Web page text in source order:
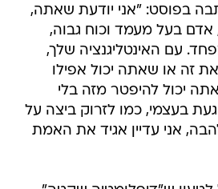
בפוסט: "אני יודעת שאתה,
אדם בעל מעמד וכוח גבוה,
עם האינטליגנציה שלך,
זה או שאתה יכול אפילו
יכול להיפטר מזה בלי
בעצמי, כמו לזרוק ביצה על
אני עדיין אגיד את האמת